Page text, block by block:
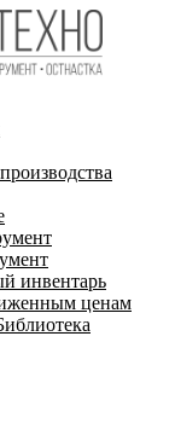
инвентарь
ценам